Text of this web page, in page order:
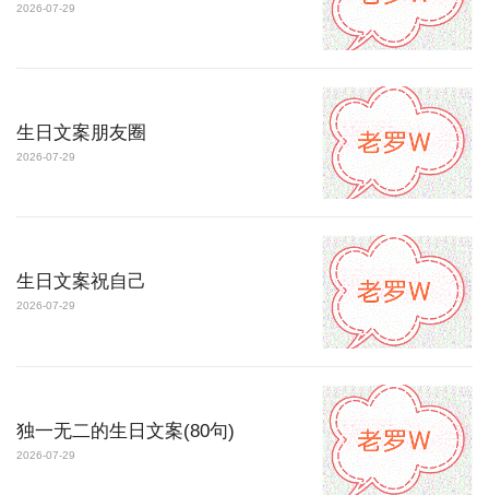
2026-07-29
生日文案朋友圈
2026-07-29
生日文案祝自己
2026-07-29
独一无二的生日文案(80句)
2026-07-29